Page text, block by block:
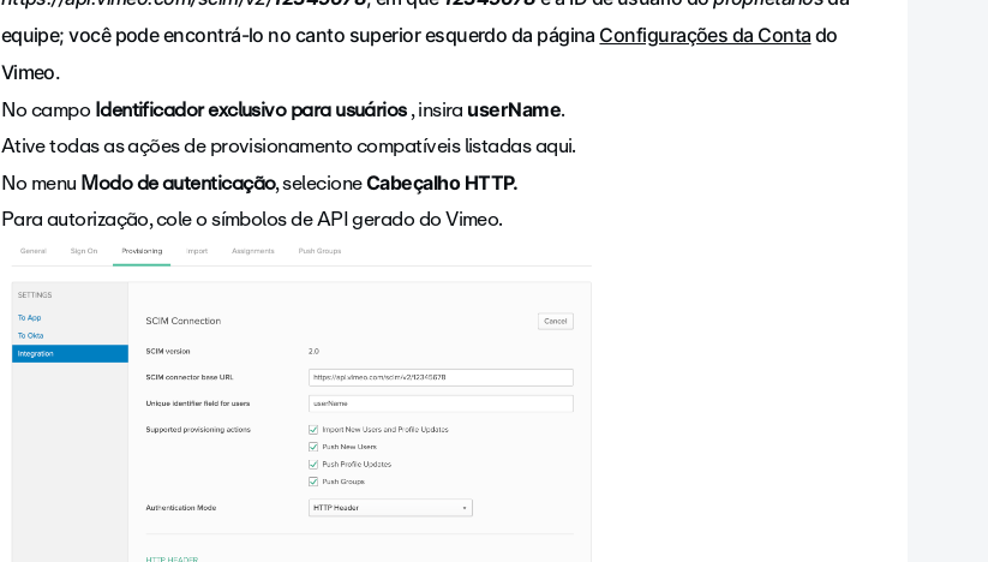
equipe; você pode encontrá-lo no canto superior esquerdo da página Configurações da Conta do
Vimeo.
No campoIdentificador exclusivo para usuários, insira userName.
Ative todas as ações de provisionamento compatíveis listadas aqui.
No menuModo de autenticação, selecioneCabeçalho HTTP.
Para autorização, cole o símbolos de API gerado doVimeo.